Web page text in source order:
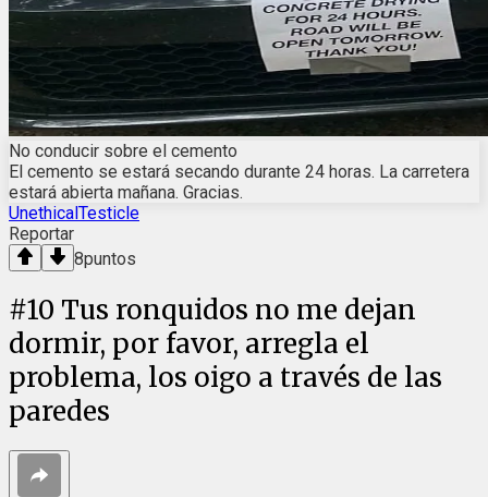
No conducir sobre el cemento
El cemento se estará secando durante 24 horas. La carretera
estará abierta mañana. Gracias.
UnethicalTesticle
Reportar
8puntos
#10 Tus ronquidos no me dejan
dormir, por favor, arregla el
problema, los oigo a través de las
paredes